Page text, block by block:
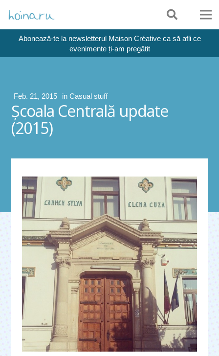
Abonează-te la newsletterul Maison Créative ca să afli ce
evenimente ți-am pregătit
Feb. 21, 2015 in Casual stuff
Şcoala Centrală update
(2015)